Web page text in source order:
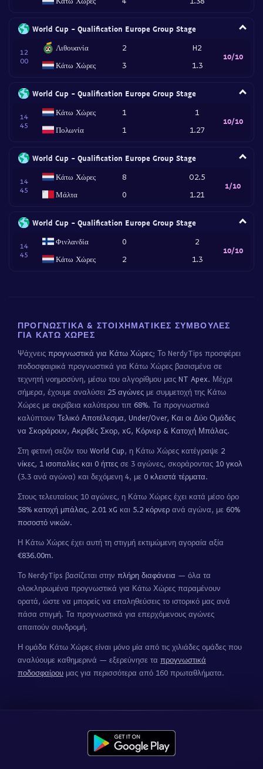
World Cup - Qualification Europe Group Stage
12
00
Λιθουανία
Κάτω Χώρες
2
3
H2
1.3
10/10
World Cup - Qualification Europe Group Stage
14
45
Κάτω Χώρες
Πολωνία
1
1
1
1.27
10/10
World Cup - Qualification Europe Group Stage
14
45
Κάτω Χώρες
Μάλτα
8
0
O2.5
1.21
1/10
World Cup - Qualification Europe Group Stage
14
45
Φινλανδία
Κάτω Χώρες
0
2
2
1.3
10/10
ΠΡΟΓΝΩΣΤΙΚΆ & ΣΤΟΙΧΗΜΑΤΙΚΈΣ ΣΥΜΒΟΥΛΈΣ
ΓΙΑ ΚΆΤΩ ΧΏΡΕΣ
Ψάχνεις προγνωστικά για Κάτω Χώρες; Το NerdyTips προσφέρει
ποδοσφαιρικά προγνωστικά για Κάτω Χώρες βασισμένα σε
τεχνητή νοημοσύνη, μέσω του αλγορίθμου μας NT Apex. Μέχρι
σήμερα, έχουμε αναλύσει 25 αγώνες με συμμετοχή της Κάτω
Χώρες με ακρίβεια καλύτερου τιπ 68%. Τα προγνωστικά
καλύπτουν Τελικό Αποτέλεσμα, Under/Over, Και οι Δύο Ομάδες
να Σκοράρουν, Ακριβές Σκορ, xG, Κόρνερ & Κατοχή Μπάλας.
Στη φετινή σεζόν του World Cup, η Κάτω Χώρες κατέγραψε 2
νίκες, 1 ισοπαλίες και 0 ήττες σε 3 αγώνες, σκοράροντας 10 γκολ
(3.3 ανά αγώνα) και δεχόμενη 4, με 0 κλειστά τέρματα.
Στους τελευταίους 10 αγώνες, η Κάτω Χώρες έχει κατά μέσο όρο
58% κατοχή μπάλας, 2.01 xG και 5.2 κόρνερ ανά αγώνα, με 60%
ποσοστό νικών.
Η Κάτω Χώρες έχει αυτή τη στιγμή εκτιμώμενη αγοραία αξία
€836.00m.
Το NerdyTips βασίζεται στην πλήρη διαφάνεια — όλα τα
ολοκληρωμένα προγνωστικά για Κάτω Χώρες παραμένουν
ορατά, ώστε να μπορείς να επαληθεύσεις το ιστορικό μας ανά
πάσα στιγμή. Τα προγνωστικά για επερχόμενους αγώνες
απαιτούν συνδρομή.
Η ομάδα Κάτω Χώρες είναι μόνο μία από τις χιλιάδες ομάδες που
αναλύουμε καθημερινά — εξερεύνησε τα προγνωστικά
ποδοσφαίρου μας για περισσότερα από 160 πρωταθλήματα.